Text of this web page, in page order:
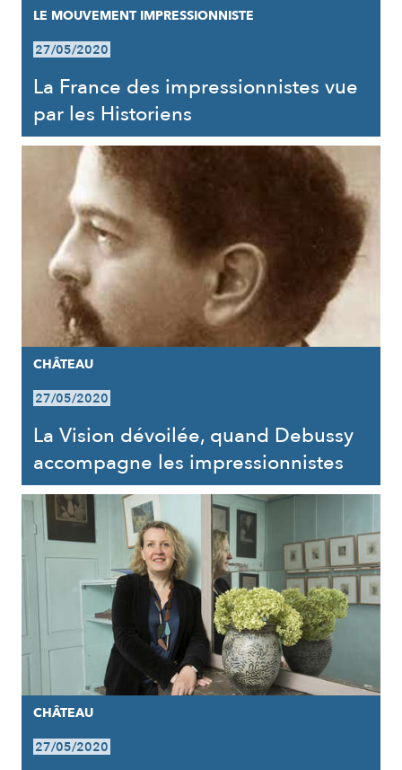
LE MOUVEMENT IMPRESSIONNISTE
27/05/2020
La France des impressionnistes vue
par les Historiens
CHÂTEAU
27/05/2020
La Vision dévoilée, quand Debussy
accompagne les impressionnistes
CHÂTEAU
27/05/2020